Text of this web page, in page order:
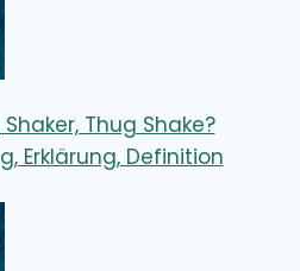
Thug Shake?
Erklärung, Definition